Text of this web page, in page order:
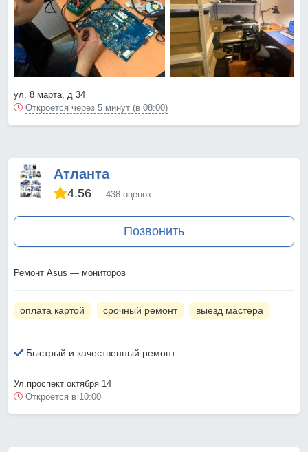
ул. 8 марта, д 34
Откроется через 5 минут (в 08:00)
Атланта
4.56 438 оценок
Позвонить
Ремонт Asus — мониторов
оплата картой срочный ремонт выезд мастера
Быстрый и качественный ремонт
Ул.проспект октября 14
Откроется в 10:00